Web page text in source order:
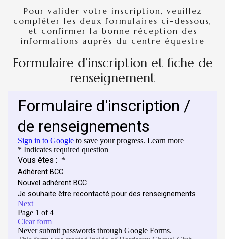
HOME
NOS CHEVAUX
LOCATION
PENSION
INSCRIPTIONS
CONTACT
Pour valider votre inscription, veuillez
compléter les deux formulaires ci-dessous,
et confirmer la bonne réception des
informations auprès du centre équestre
Formulaire d’inscription et fiche de
renseignement